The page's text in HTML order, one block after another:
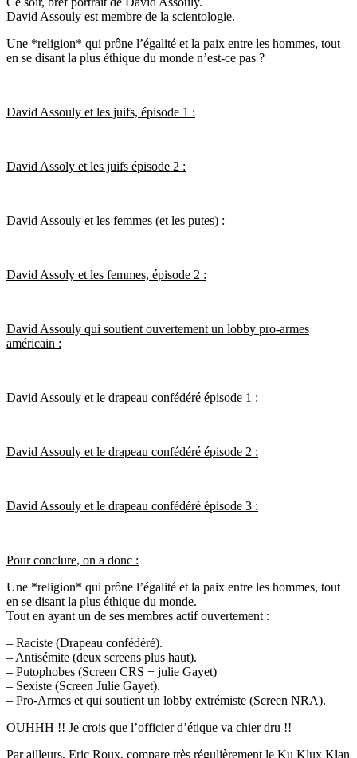
David Assouly est membre de la scientologie.
Une *religion* qui prône l’égalité et la paix entre les hommes, tout
en se disant la plus éthique du monde n’est-ce pas ?
David Assouly et les juifs, épisode 1 :
David Assoly et les juifs épisode 2 :
David Assouly et les femmes (et les putes) :
David Assoly et les femmes, épisode 2 :
David Assouly qui soutient ouvertement un lobby pro-armes
américain :
David Assouly et le drapeau confédéré épisode 1 :
David Assouly et le drapeau confédéré épisode 2 :
David Assouly et le drapeau confédéré épisode 3 :
Pour conclure, on a donc :
Une *religion* qui prône l’égalité et la paix entre les hommes, tout
en se disant la plus éthique du monde.
Tout en ayant un de ses membres actif ouvertement :
– Raciste (Drapeau confédéré).
– Antisémite (deux screens plus haut).
– Putophobes (Screen CRS + julie Gayet)
– Sexiste (Screen Julie Gayet).
– Pro-Armes et qui soutient un lobby extrémiste (Screen NRA).
OUHHH !! Je crois que l’officier d’étique va chier dru !!
Par ailleurs, Eric Roux, compare très régulièrement le Ku Klux Klan